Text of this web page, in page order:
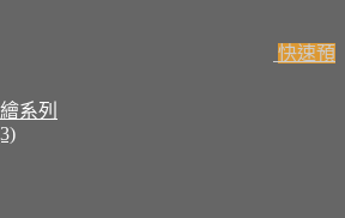
快速預
系列